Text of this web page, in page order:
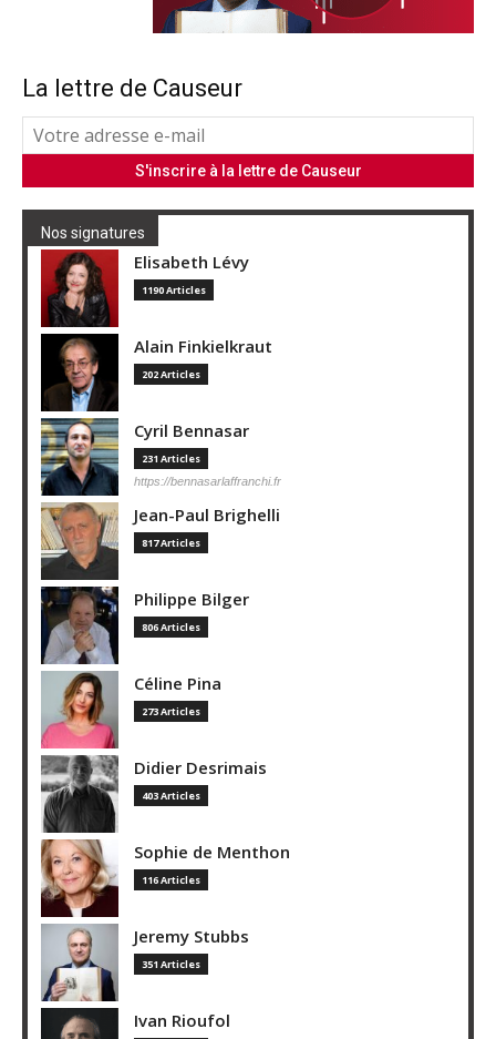
La lettre de Causeur
Nos signatures
Elisabeth Lévy
1190 Articles
Alain Finkielkraut
202 Articles
Cyril Bennasar
231 Articles
https://bennasarlaffranchi.fr
Jean-Paul Brighelli
817 Articles
Philippe Bilger
806 Articles
Céline Pina
273 Articles
Didier Desrimais
403 Articles
Sophie de Menthon
116 Articles
Jeremy Stubbs
351 Articles
Ivan Rioufol